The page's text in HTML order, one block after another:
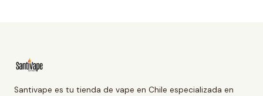
Santivape es tu tienda de vape en Chile especializada en